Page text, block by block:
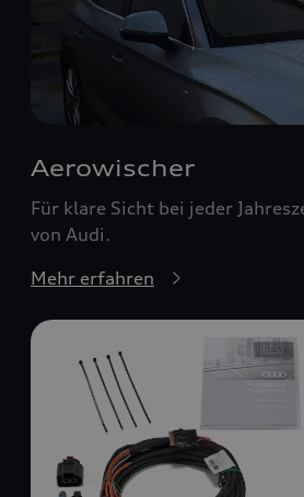
Aerowischer
Für klare Sicht bei jeder
von Audi.
Mehr erfahren